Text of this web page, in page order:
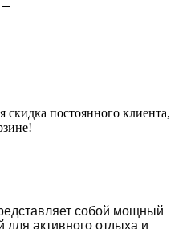
скидка постоянного клиента,
собой мощный
для активного отдыха и